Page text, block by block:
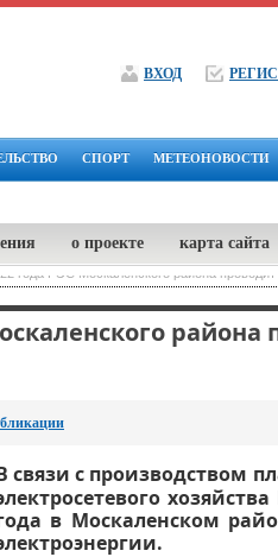
ВХОД
СПОРТ МЕТЕОНОВОСТИ
о проекте карта сайта
года РЭС Москаленского района
связи с производством
в Москаленском